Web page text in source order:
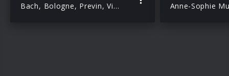
Bach, Bologne, Previn, Vivaldi, Williams